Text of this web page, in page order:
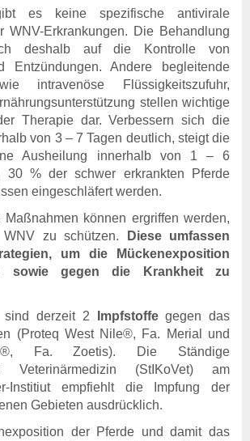
Anträge und Downloads
Labor
TGD-Labor
Wer sind Wir?
Leistungsverzeichnis
Untersuchungsmethoden
Ansprechpartner
Qualitätsmanagement
Einsendung von Proben
Aktuelles & Fachbeiträge
Online-Service
Login
Benutzerhinweise
Veranstaltungen
Stellenauschreibungen
Über uns
Tierseuchenkasse
Aufgaben
Organisation
es keine spezifische antivirale
WNV-Erkrankungen. Die Behandlung
deshalb auf die Kontrolle von
Entzündungen. Andere begleitende
intravenöse Flüssigkeitszufuhr,
stellen wichtige
Therapie dar. Verbessern sich die
von 3 – 7 Tagen deutlich, steigt die
Ausheilung innerhalb von 1 – 6
30 % der schwer erkrankten Pferde
eingeschläfert werden.
können ergriffen werden,
zu schützen.
Diese umfassen
um die Mückenexposition
sowie gegen die Krankheit zu
sind derzeit 2
Impfstoffegegen das
(Proteq West Nile®, Fa. Merial und
Fa. Zoetis). Die Ständige
Veterinärmedizin (StIKoVet) am
Institiut empfiehlt die Impfung der
Gebieten ausdrücklich.
der Pferde und damit das